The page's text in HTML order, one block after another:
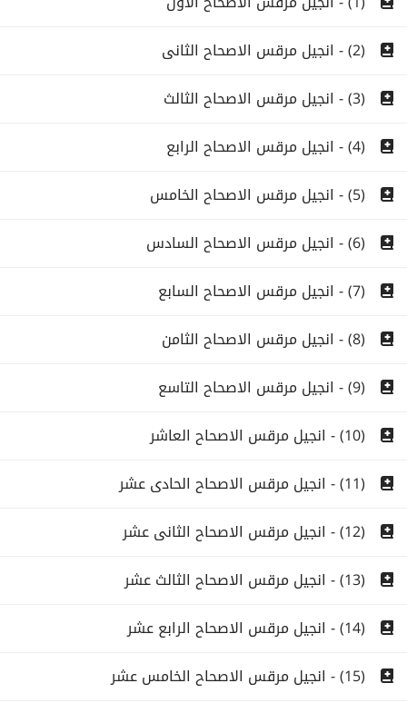
(2) - انجيل مرقس الاصحاح الثانى
(3) - انجيل مرقس الاصحاح الثالث
(4) - انجيل مرقس الاصحاح الرابع
(5) - انجيل مرقس الاصحاح الخامس
(6) - انجيل مرقس الاصحاح السادس
(7) - انجيل مرقس الاصحاح السابع
(8) - انجيل مرقس الاصحاح الثامن
(9) - انجيل مرقس الاصحاح التاسع
(10) - انجيل مرقس الاصحاح العاشر
(11) - انجيل مرقس الاصحاح الحادى عشر
(12) - انجيل مرقس الاصحاح الثانى عشر
(13) - انجيل مرقس الاصحاح الثالث عشر
(14) - انجيل مرقس الاصحاح الرابع عشر
(15) - انجيل مرقس الاصحاح الخامس عشر